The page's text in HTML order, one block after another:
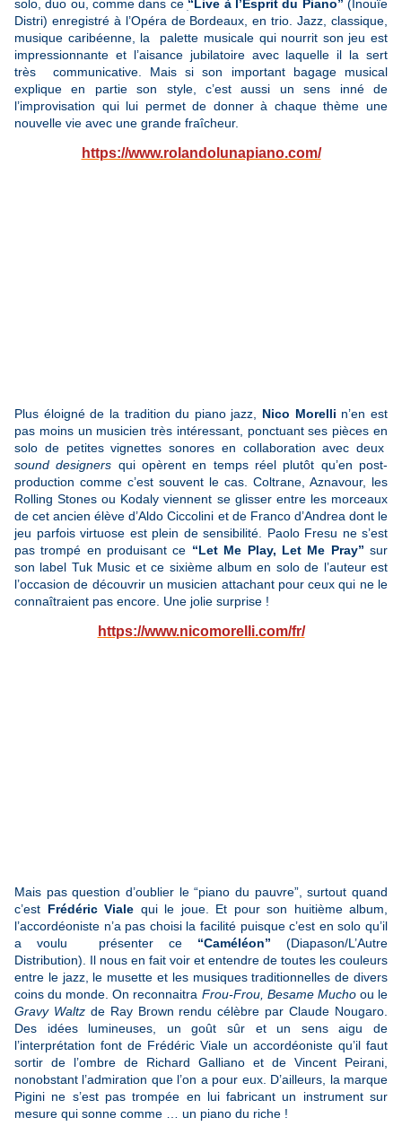
solo, duo ou, comme dans ce ׅ“Live à l’Esprit du Piano” (Inouïe
Distri) enregistré à l’Opéra de Bordeaux, en trio. Jazz, classique,
musique caribéenne, la palette musicale qui nourrit son jeu est
impressionnante et l’aisance jubilatoire avec laquelle il la sert
très communicative. Mais si son important bagage musical
explique en partie son style, c’est aussi un sens inné de
l’improvisation qui lui permet de donner à chaque thème une
nouvelle vie avec une grande fraîcheur.
https://www.rolandolunapiano.com/
Plus éloigné de la tradition du piano jazz, Nico Morelli n’en est
pas moins un musicien très intéressant, ponctuant ses pièces en
solo de petites vignettes sonores en collaboration avec deux
sound designers qui opèrent en temps réel plutôt qu’en post-
production comme c’est souvent le cas. Coltrane, Aznavour, les
Rolling Stones ou Kodaly viennent se glisser entre les morceaux
de cet ancien élève d’Aldo Ciccolini et de Franco d’Andrea dont le
jeu parfois virtuose est plein de sensibilité. Paolo Fresu ne s’est
pas trompé en produisant ce “Let Me Play, Let Me Pray” sur
son label Tuk Music et ce sixième album en solo de l’auteur est
l’occasion de découvrir un musicien attachant pour ceux qui ne le
connaîtraient pas encore. Une jolie surprise !
https://www.nicomorelli.com/fr/
Mais pas question d’oublier le “piano du pauvre”, surtout quand
c’est Frédéric Viale qui le joue. Et pour son huitième album,
l’accordéoniste n’a pas choisi la facilité puisque c’est en solo qu’il
a voulu présenter ce “Caméléon” (Diapason/L’Autre
Distribution). Il nous en fait voir et entendre de toutes les couleurs
entre le jazz, le musette et les musiques traditionnelles de divers
coins du monde. On reconnaitra Frou-Frou, Besame Muchoou le
Gravy Waltzde Ray Brown rendu célèbre par Claude Nougaro.
Des idées lumineuses, un goût sûr et un sens aigu de
l’interprétation font de Frédéric Viale un accordéoniste qu’il faut
sortir de l’ombre de Richard Galliano et de Vincent Peirani,
nonobstant l’admiration que l’on a pour eux. D’ailleurs, la marque
Pigini ne s’est pas trompée en lui fabricant un instrument sur
mesure qui sonne comme … un piano du riche !